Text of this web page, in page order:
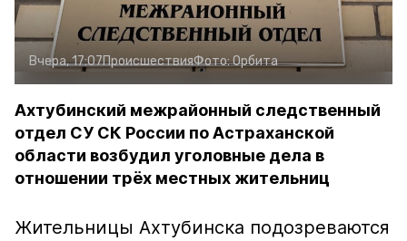
Вчера, 17:07ПроисшествияФото:Орбита
Ахтубинский межрайонный следственный
отдел СУ СК России по Астраханской
области возбудил уголовные дела в
отношении трёх местных жительниц
Жительницы Ахтубинска подозреваются